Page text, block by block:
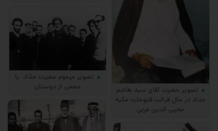
تصویر حضرت آقای سید هاشم
حداد در حال قرائت فتوحات مکیه
محیی الدین عربی
تصویر مرحوم حضرت حدّاد با
جمعی از دوستان